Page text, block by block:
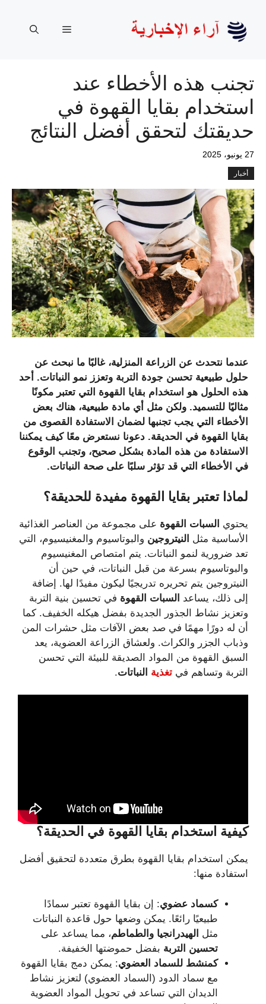
المحتوى
القائمة
تجنب هذه الأخطاء عند
استخدام بقايا القهوة في
حديقتك لتحقق أفضل النتائج
27 يونيو، 2025
أخبار
عندما نتحدث عن الزراعة المنزلية، غالبًا ما نبحث عن
حلول طبيعية تحسن جودة التربة وتعزز نمو النباتات. أحد
هذه الحلول هو استخدام بقايا القهوة التي تعتبر مكونًا
مثاليًا للتسميد. ولكن مثل أي مادة طبيعية، هناك بعض
الأخطاء التي يجب تجنبها لضمان الاستفادة القصوى من
بقايا القهوة في الحديقة. دعونا نستعرض معًا كيف يمكننا
الاستفادة من هذه المادة بشكل صحيح، وتجنب الوقوع
في الأخطاء التي قد تؤثر سلبًا على صحة النباتات.
لماذا تعتبر بقايا القهوة مفيدة للحديقة؟
يحتوي السبات القهوة على مجموعة من العناصر الغذائية
الأساسية مثل النيتروجين والبوتاسيوم والمغنيسيوم، التي
تعد ضرورية لنمو النباتات. يتم امتصاص المغنيسيوم
والبوتاسيوم بسرعة من قبل النباتات، في حين أن
النيتروجين يتم تحريره تدريجيًا ليكون مفيدًا لها. إضافة
إلى ذلك، يساعد السبات القهوة في تحسين بنية التربة
وتعزيز نشاط الجذور الجديدة بفضل هيكله الخفيف. كما
أن له دورًا مهمًا في صد بعض الآفات مثل حشرات المن
وذباب الجزر والكراث. ولعشاق الزراعة العضوية، يعد
السبق القهوة من المواد الصديقة للبيئة التي تحسن
التربة وتساهم في تغذية النباتات.
كيفية استخدام بقايا القهوة في الحديقة؟
يمكن استخدام بقايا القهوة بطرق متعددة لتحقيق أفضل
استفادة منها:
كسماد عضوي: إن بقايا القهوة تعتبر سمادًا
طبيعيًا رائعًا. يمكن وضعها حول قاعدة النباتات
مثل الهيدرانجيا والطماطم، مما يساعد على
تحسين التربة بفضل حموضتها الخفيفة.
كمنشط للسماد العضوي: يمكن دمج بقايا القهوة
مع سماد الدود (السماد العضوي) لتعزيز نشاط
الديدان التي تساعد في تحويل المواد العضوية